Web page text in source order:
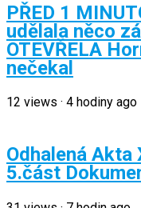
PŘED 1
udělala něco
OTEVŘELA
nečekal
12 views · 4 hodiny ago
Odhalená
5.část